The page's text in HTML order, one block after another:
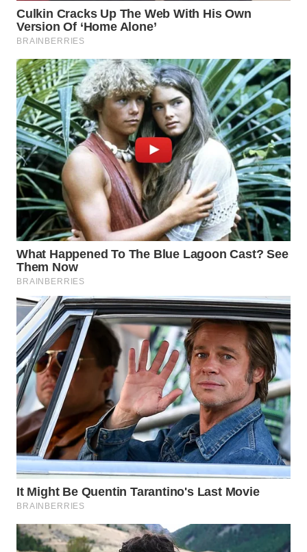
BEKASI
WN
BOGOR
WN
DEPOK
WN
TAPANULI
UTARA
WN
SAMOSIR
WN
PADANG
WN
SUMEDANG
WN
CIANJUR
WN
KEPULAUAN
SERIBU
WN
TANGERANG
WN